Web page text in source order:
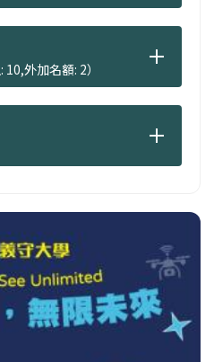
外加名額: 2）